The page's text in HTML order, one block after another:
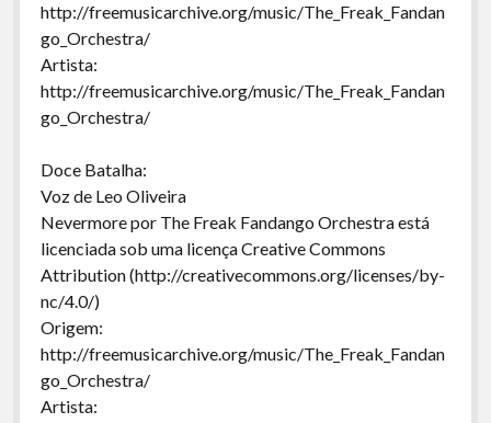
http://freemusicarchive.org/music/The_Freak_Fandan
go_Orchestra/
Artista:
http://freemusicarchive.org/music/The_Freak_Fandan
go_Orchestra/
Doce Batalha:
Voz de Leo Oliveira
Nevermore por The Freak Fandango Orchestra está
licenciada sob uma licença Creative Commons
Attribution (http://creativecommons.org/licenses/by-
nc/4.0/)
Origem:
http://freemusicarchive.org/music/The_Freak_Fandan
go_Orchestra/
Artista: